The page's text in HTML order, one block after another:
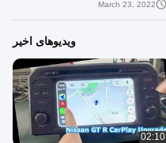
March 23, 2022
ویدیوهای اخیر
02:10